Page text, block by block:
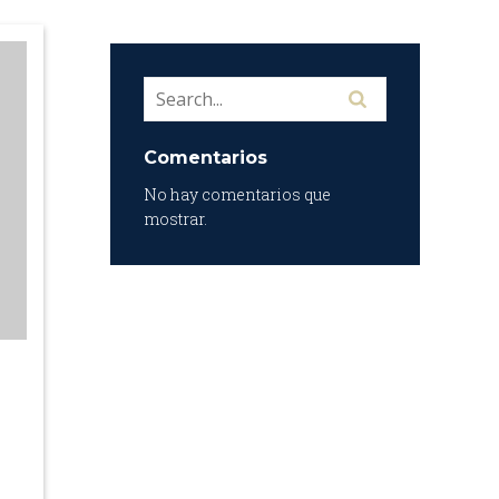
Comentarios
No hay comentarios que
mostrar.